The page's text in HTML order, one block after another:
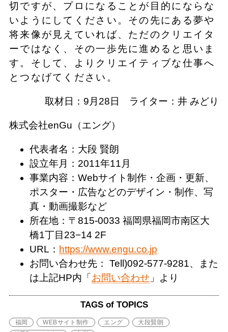
切ですが、プロになることが目的にならな
いようにしてください。その先にある夢や
将来像が見えていれば、ただのクリエイタ
ーではなく、その一歩先に進めると思いま
す。そして、よりクリエイティブな仕事へ
とつなげてください。
取材日：9月28日 ライター：井 みどり
株式会社enGu（エング）
代表者名：大段 賢朗
設立年月：2011年11月
事業内容：Webサイト制作・企画・更新、
ポスター・広告などのデザイン・制作、写
真・動画撮影など
所在地：〒815-0033 福岡県福岡市南区大
橋1丁目23−14 2F
URL： https://www.engu.co.jp
お問い合わせ先： Tell)092-577-9281、また
は上記HP内「 お問い合わせ」より
TAGS of TOPICS
福岡 WEBサイト制作 エング
大段賢朗